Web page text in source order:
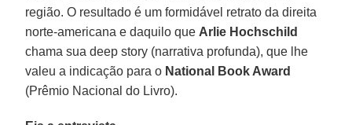
região. O resultado é um formidável retrato da direita
norte-americana e daquilo que Arlie Hochschild
chama sua deep story (narrativa profunda), que lhe
valeu a indicação para o National Book Award
(Prêmio Nacional do Livro).